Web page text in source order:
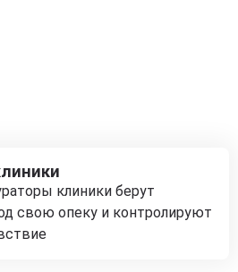
клиники берут
свою опеку и контролируют